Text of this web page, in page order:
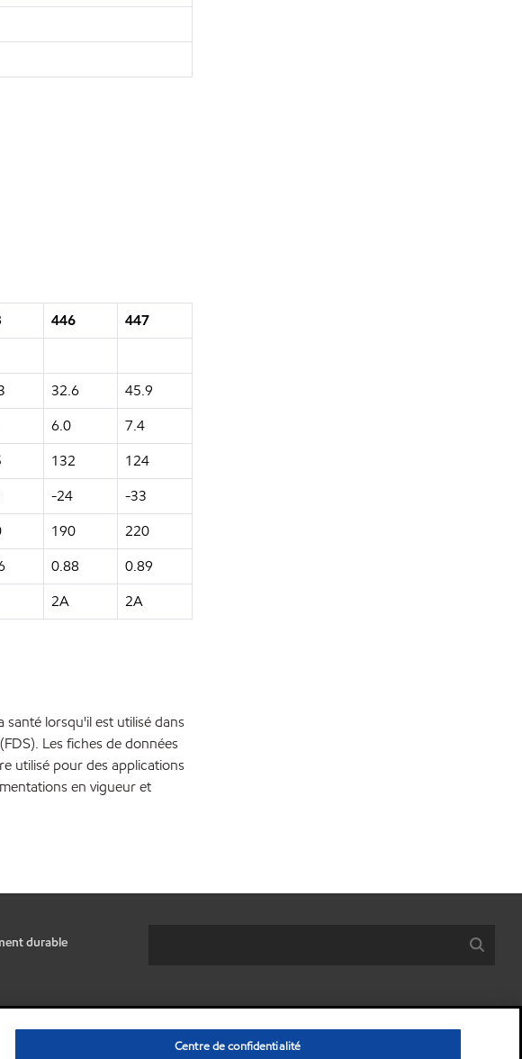
446
447
32.6
45.9
6.0
7.4
132
124
-24
-33
190
220
0.88
0.89
2A 2A
lorsqu'il est utilisé dans
Les fiches de données
utilisé pour des applications
en vigueur et
durable
Centre de confidentialité